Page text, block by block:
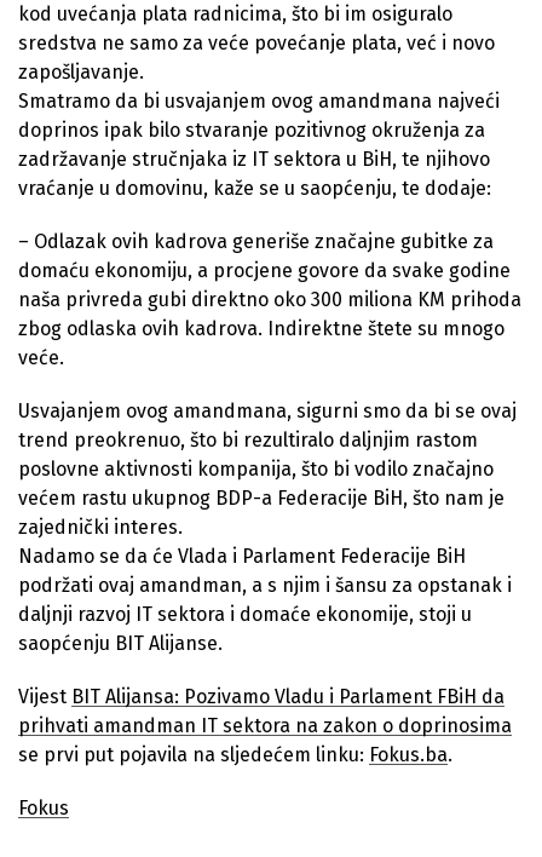
kod uvećanja plata radnicima, što bi im osiguralo
sredstva ne samo za veće povećanje plata, već i novo
zapošljavanje.
Smatramo da bi usvajanjem ovog amandmana najveći
doprinos ipak bilo stvaranje pozitivnog okruženja za
zadržavanje stručnjaka iz IT sektora u BiH, te njihovo
vraćanje u domovinu, kaže se u saopćenju, te dodaje:
– Odlazak ovih kadrova generiše značajne gubitke za
domaću ekonomiju, a procjene govore da svake godine
naša privreda gubi direktno oko 300 miliona KM prihoda
zbog odlaska ovih kadrova. Indirektne štete su mnogo
veće.
Usvajanjem ovog amandmana, sigurni smo da bi se ovaj
trend preokrenuo, što bi rezultiralo daljnjim rastom
poslovne aktivnosti kompanija, što bi vodilo značajno
većem rastu ukupnog BDP-a Federacije BiH, što nam je
zajednički interes.
Nadamo se da će Vlada i Parlament Federacije BiH
podržati ovaj amandman, a s njim i šansu za opstanak i
daljnji razvoj IT sektora i domaće ekonomije, stoji u
saopćenju BIT Alijanse.
Vijest BIT Alijansa: Pozivamo Vladu i Parlament FBiH da
prihvati amandman IT sektora na zakon o doprinosima
se prvi put pojavila na sljedećem linku: Fokus.ba.
Fokus